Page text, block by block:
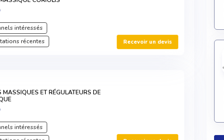
intéressés
récentes Recevoir un devis
MASSIQUES ET RÉGULATEURS DE
intéressés